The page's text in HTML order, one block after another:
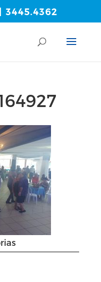
3445.4362